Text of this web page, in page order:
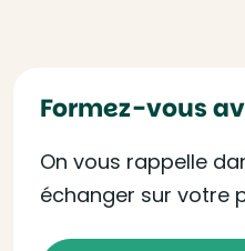
Formez-vous
On vous rappelle
échanger sur votre